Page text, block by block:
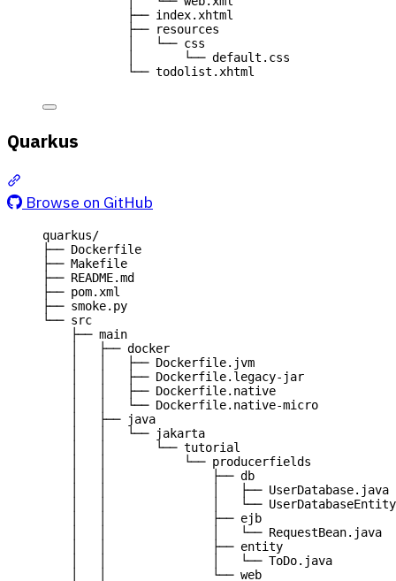
├── index.xhtml
├── resources
│   └── css
│       └── default.css
└── todolist.xhtml
Quarkus
Browse on GitHub
quarkus/
├── Dockerfile
├── Makefile
├── README.md
├── pom.xml
├── smoke.py
└── src
├── main
│   ├── docker
│   │   ├── Dockerfile.jvm
│   │   ├── Dockerfile.legacy-jar
│   │   ├── Dockerfile.native
│   │   └── Dockerfile.native-micro
│   ├── java
│   │   └── jakarta
│   │       └── tutorial
│   │           └── producerfields
│   │               ├── db
│   │               │   ├── UserDatabase.java
│   │               │   └──
│   │               ├── ejb
│   │               │   └── RequestBean.java
│   │               ├── entity
│   │               │   └── ToDo.java
│   │               └── web